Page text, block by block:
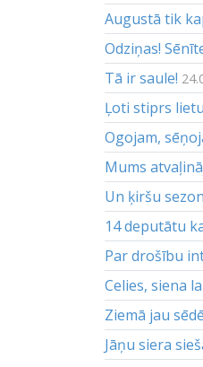
Augustā tik
Odziņas!
Tā ir saule!
Ļoti stiprs
Ogojam,
Mums
Un ķiršu
14 deputātu
Par drošību
Celies, siena
Ziemā jau
Jāņu siera